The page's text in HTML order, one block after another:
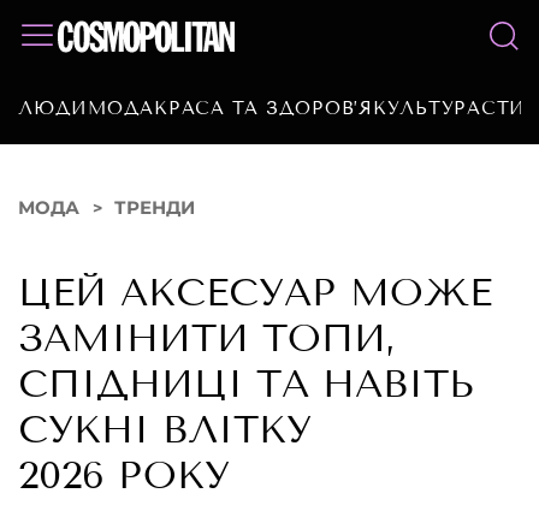
ЛЮДИ МОДАКРАСА ТА ЗДОРОВ’Я КУЛЬТУРА
МОДА ТРЕНДИ
ЦЕЙ АКСЕСУАР МОЖЕ
ЗАМІНИТИ ТОПИ,
СПІДНИЦІ ТА НАВІТЬ
СУКНІ ВЛІТКУ
2026 РОКУ